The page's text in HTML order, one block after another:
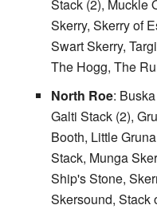
Stack (2), Muckle
Skerry, Skerry of
Swart Skerry,
The Hogg, The
North Roe:
Galti Stack (2),
Booth, Little
Stack, Munga
Ship's Stone,
Skersound, Stack